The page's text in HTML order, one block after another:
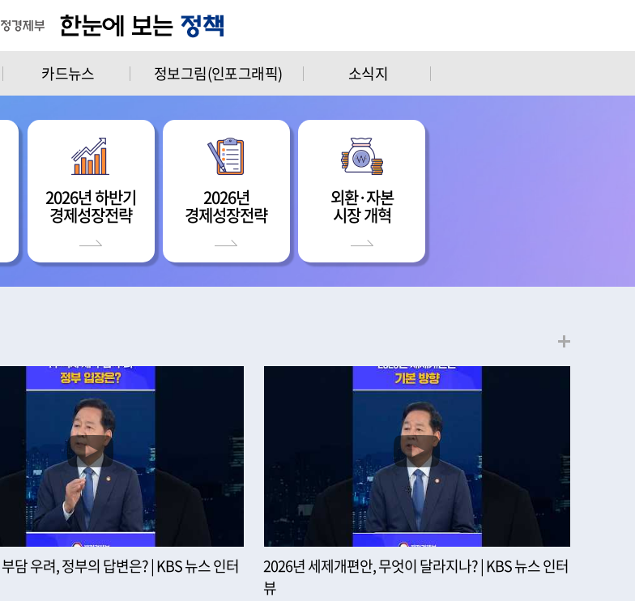
카드뉴스 정보그림(인포그래픽) 소식지
2026년 하반기
경제성장전략
2026년
경제성장전략
외환·자본
시장 개혁
담 우려, 정부의 답변은? | KBS 뉴스 인터
2026년 세제개편안, 무엇이 달라지나? | KBS 뉴스 인터
뷰